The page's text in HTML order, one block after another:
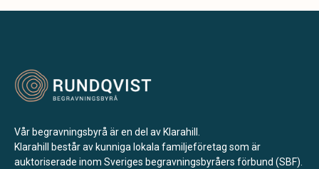
Vår begravningsbyrå är en del av Klarahill.
Klarahill består av kunniga lokala familjeföretag som är
auktoriserade inom Sveriges begravningsbyråers förbund (SBF).